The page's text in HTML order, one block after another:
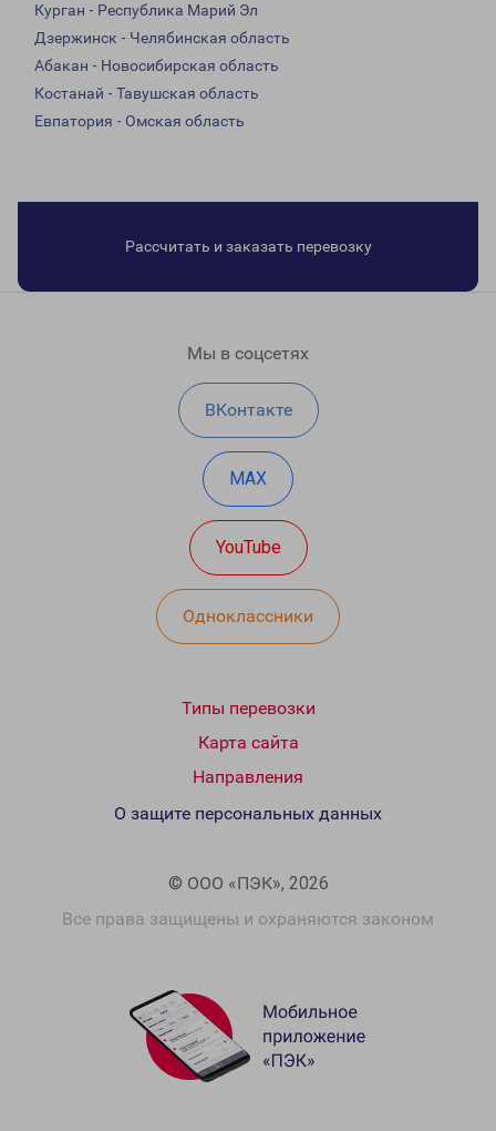
Курган - Республика Марий Эл
Дзержинск - Челябинская область
Абакан - Новосибирская область
Костанай - Тавушская область
Евпатория - Омская область
Рассчитать и заказать перевозку
Мы в соцсетях
ВКонтакте
MAX
YouTube
Одноклассники
Типы перевозки
Карта сайта
Направления
© ООО «ПЭК», 2026
Все права защищены и охраняются законом
О защите персональных данных